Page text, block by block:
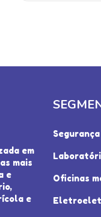
em
mais
e
e
Oficinas